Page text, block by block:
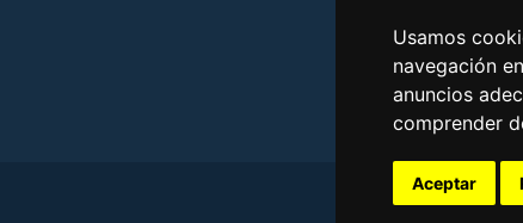
Usamos
navegación
anuncios
comprender
Aceptar